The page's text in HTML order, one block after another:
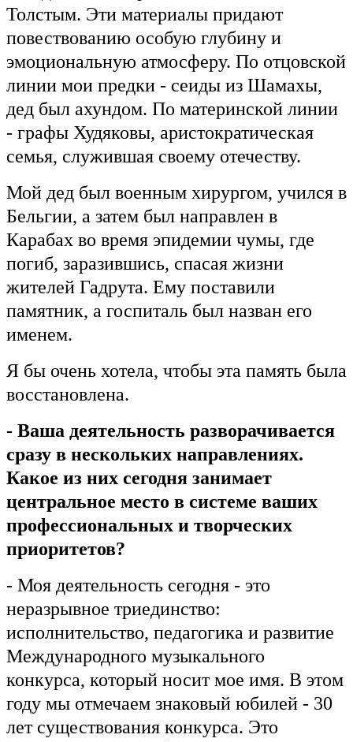
Толстым. Эти материалы придают
повествованию особую глубину и
эмоциональную атмосферу. По отцовской
линии мои предки - сеиды из Шамахы,
дед был ахундом. По материнской линии
- графы Худяковы, аристократическая
семья, служившая своему отечеству.
Мой дед был военным хирургом, учился в
Бельгии, а затем был направлен в
Карабах во время эпидемии чумы, где
погиб, заразившись, спасая жизни
жителей Гадрута. Ему поставили
памятник, а госпиталь был назван его
именем.
Я бы очень хотела, чтобы эта память была
восстановлена.
- Ваша деятельность разворачивается
сразу в нескольких направлениях.
Какое из них сегодня занимает
центральное место в системе ваших
профессиональных и творческих
приоритетов?
- Моя деятельность сегодня - это
неразрывное триединство:
исполнительство, педагогика и развитие
Международного музыкального
конкурса, который носит мое имя. В этом
году мы отмечаем знаковый юбилей - 30
лет существования конкурса. Это